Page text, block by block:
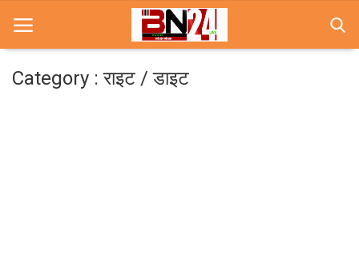
Category : राइट / डाइट